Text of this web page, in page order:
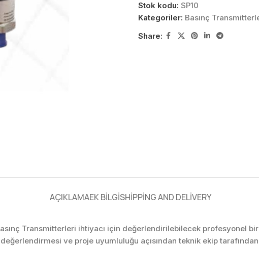
Stok kodu: SP10
Kategoriler: Basınç
Share:
AÇIKLAMAEK BILGISHIPPING AND DELIVERY
Transmitterleri ihtiyacı için değerlendirilebilecek profesyonel
ve proje uyumluluğu açısından teknik ekip